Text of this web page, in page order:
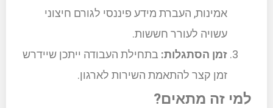
אמינות, העברת מידע פיננסי לגורם חיצוני
עשויה לעורר חששות.
זמן הסתגלות: בתחילת העבודה ייתכן שיידרש
זמן קצר להתאמת השירות לארגון.
למי זה מתאים?